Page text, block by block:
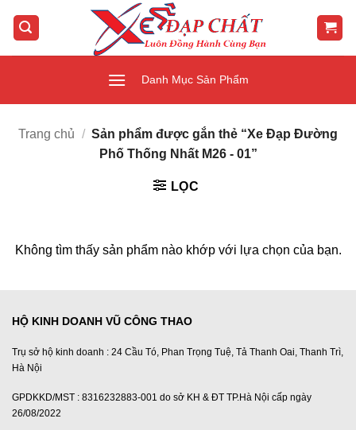
qua
Danh Mục Sản Phẩm
Trang chủ / Sản phẩm được gắn thẻ “Xe Đạp Đường
Phố Thống Nhất M26 - 01”
LỌC
Không tìm thấy sản phẩm nào khớp với lựa chọn của bạn.
HỘ KINH DOANH VŨ CÔNG THAO
Trụ sở hộ kinh doanh : 24 Cầu Tó, Phan Trọng Tuệ, Tả Thanh Oai, Thanh Trì,
Hà Nội
GPDKKD/MST : 8316232883-001 do sở KH & ĐT TP.Hà Nội cấp ngày
26/08/2022